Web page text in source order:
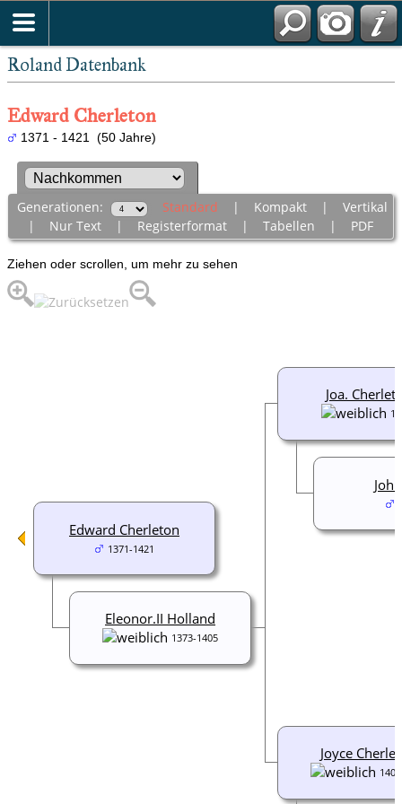
Roland Datenbank
Edward Cherleton
1371 - 1421 (50 Jahre)
Generationen: Standard | Kompakt| Vertikal
| Nur Text| Registerformat| Tabellen | PDF
Ziehen oder scrollen, um mehr zu sehen
Joa.
Joyce
Edward Cherleton
1371-1421
Eleonor.II Holland
1373-1405